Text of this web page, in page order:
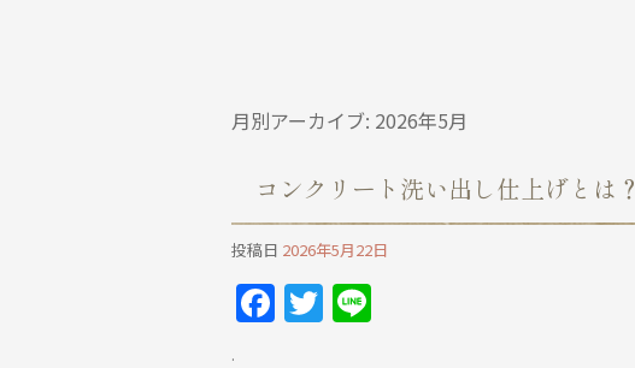
月別アーカイブ: 2026年5月
コンクリート洗い出し仕上げとは？
投稿日 2026年5月22日
Facebook
Twitter
⁡.